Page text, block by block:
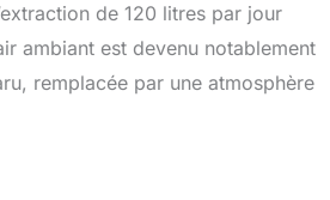
de 2 m*1 et un
de 120 litres par jour
ambiant est devenu notablement
remplacée par une atmosphère